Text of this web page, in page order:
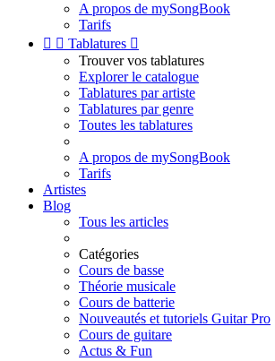
A propos de mySongBook
Tarifs
  Tablatures 
Trouver vos tablatures
Explorer le catalogue
Tablatures par artiste
Tablatures par genre
Toutes les tablatures
A propos de mySongBook
Tarifs
Artistes
Blog
Tous les articles
Catégories
Cours de basse
Théorie musicale
Cours de batterie
Nouveautés et tutoriels Guitar Pro
Cours de guitare
Actus & Fun